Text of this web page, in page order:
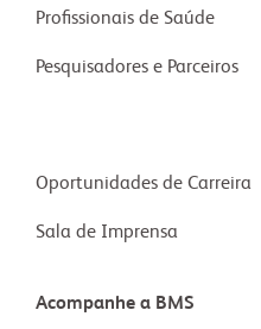
Profissionais de Saúde
Pesquisadores e Parceiros
Oportunidades de Carreira
Sala de Imprensa
Acompanhe a BMS